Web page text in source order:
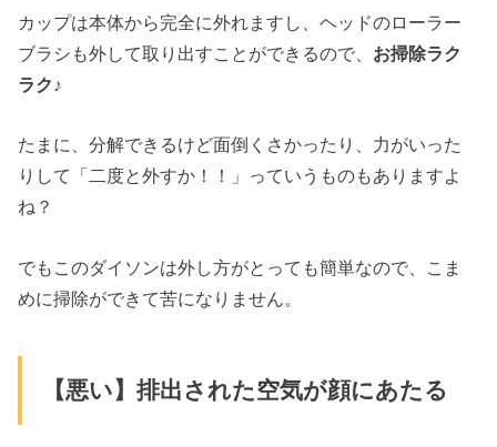
カップは本体から完全に外れますし、ヘッドのローラー
ブラシも外して取り出すことができるので、 お掃除ラク
ラク♪
たまに、分解できるけど面倒くさかったり、力がいった
りして「二度と外すか！！」っていうものもありますよ
ね？
でもこのダイソンは外し方がとっても簡単なので、こま
めに掃除ができて苦になりません。
【悪い】排出された空気が顔にあたる